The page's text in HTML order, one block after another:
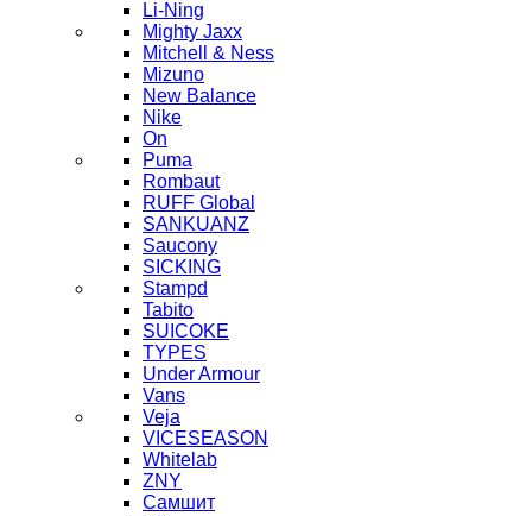
Li-Ning
Mighty Jaxx
Mitchell & Ness
Mizuno
New Balance
Nike
On
Puma
Rombaut
RUFF Global
SANKUANZ
Saucony
SICKING
Stampd
Tabito
SUICOKE
TYPES
Under Armour
Vans
Veja
VICESEASON
Whitelab
ZNY
Самшит